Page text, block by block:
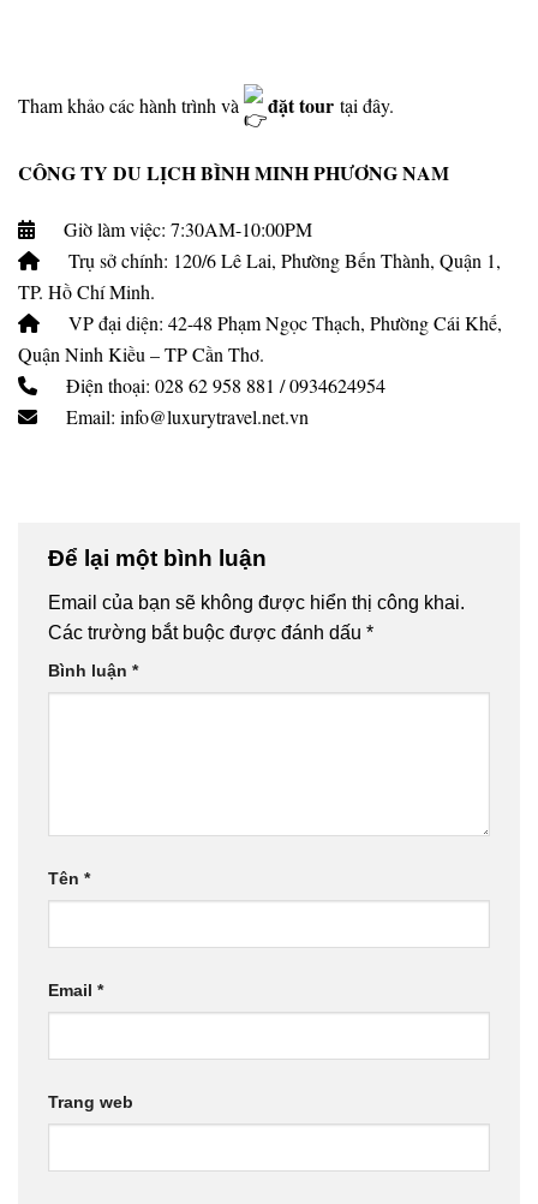
Tham khảo các hành trình và đặt tour tại đây.
CÔNG TY DU LỊCH BÌNH MINH PHƯƠNG NAM
Giờ làm việc: 7:30AM-10:00PM
Trụ sở chính: 120/6 Lê Lai, Phường Bến Thành, Quận 1,
TP. Hồ Chí Minh.
VP đại diện: 42-48 Phạm Ngọc Thạch, Phường Cái Khế,
Quận Ninh Kiều – TP Cần Thơ.
Điện thoại: 028 62 958 881 / 0934624954
Email: info@luxurytravel.net.vn
Để lại một bình luận
Email của bạn sẽ không được hiển thị công khai.
Các trường bắt buộc được đánh dấu *
Bình luận *
Tên *
Email *
Trang web